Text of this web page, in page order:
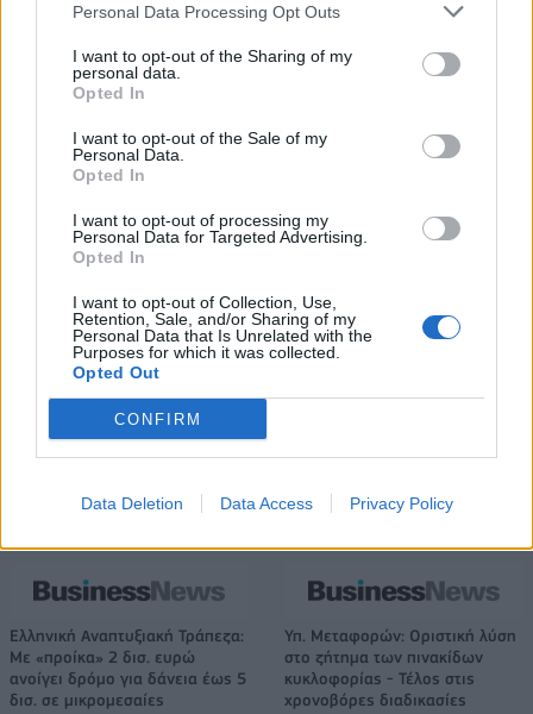
Personal Data Processing Opt Outs
I want to opt-out of the Sharing of my
personal data.
Opted In
I want to opt-out of the Sale of my
Personal Data.
Opted In
I want to opt-out of processing my
Personal Data for Targeted Advertising.
Opted In
I want to opt-out of Collection, Use,
Retention, Sale, and/or Sharing of my
Personal Data that Is Unrelated with the
Purposes for which it was collected.
Opted Out
CONFIRM
Data Deletion Data Access Privacy Policy
Media: Με ενίσχυση 8 εκατ. ευρώ σε 451 επιχειρήσεις ξεκίνησε το
Η Toyota φέρνει νέα γενιά
μπαταριών για τα υβριδικά της
Σε κινεζική… πολιορκία η
Νέο Audi A2 e-tron με στόχο την κορυφή της αποδοτικότητας
Πέθανε ο Ντον Νέλσον – Έφυγε
από τη ζωή στα 86 του ο
θρύλος του NBA
Οι Νιου Γιορκ Λίμπερτι
Βέγκας Έισις! (vids)
Χρηματιστήριο Αθηνών: Εβδομαδιαία άνοδος 1,76%, κέρδη 23,31%
από τις αρχές του έτους
Ελληνική Αναπτυξιακή Τράπεζα:
Με «προίκα» 2 δισ. ευρώ
ανοίγει δρόμο για δάνεια έως 5
δισ. σε μικρομεσαίες
Υπ. Μεταφορών: Οριστική λύση
στο ζήτημα των πινακίδων
κυκλοφορίας - Τέλος στις
χρονοβόρες διαδικασίες